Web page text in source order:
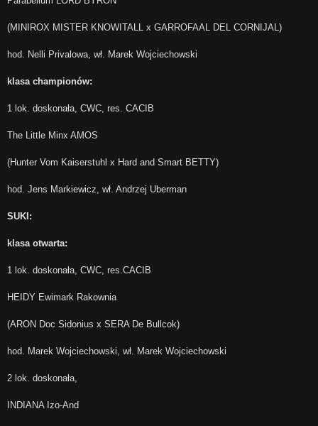
(MINIROX MISTER KNOWITALL x GARROFAAL DEL CORNIJAL)
hod. Nelli Privalowa, wł. Marek Wojciechowski
klasa championów:
1 lok. doskonała, CWC, res. CACIB
The Little Minx AMOS
(Hunter Vom Kaiserstuhl x Hard and Smart BETTY)
hod. Jens Markiewicz, wł. Andrzej Uberman
SUKI:
klasa otwarta:
1 lok. doskonała, CWC, res.CACIB
HEIDY Ewimark Rakownia
(ARON Doc Sidonius x SERA De Bullcok)
hod. Marek Wojciechowski, wł. Marek Wojciechowski
2 lok. doskonała,
INDIANA Izo-And